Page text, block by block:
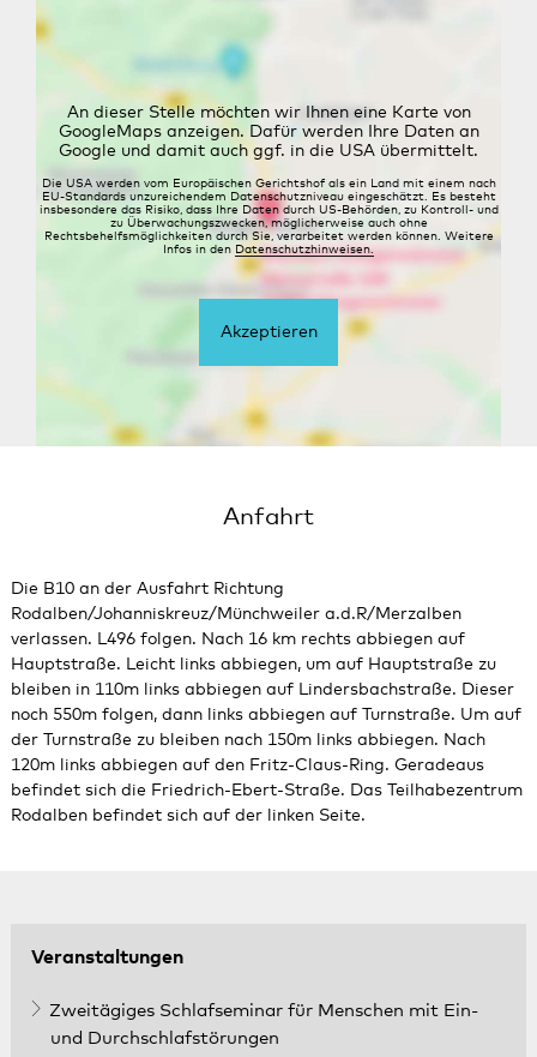
An dieser Stelle möchten wir Ihnen eine Karte von
GoogleMaps anzeigen. Dafür werden Ihre Daten an
Google und damit auch ggf. in die USA übermittelt.
Die USA werden vom Europäischen Gerichtshof als ein Land mit einem nach
EU-Standards unzureichendem Datenschutzniveau eingeschätzt. Es besteht
insbesondere das Risiko, dass Ihre Daten durch US-Behörden, zu Kontroll- und
zu Überwachungszwecken, möglicherweise auch ohne
Rechtsbehelfsmöglichkeiten durch Sie, verarbeitet werden können. Weitere
Infos in den Datenschutzhinweisen.
Akzeptieren
Anfahrt
Die B10 an der Ausfahrt Richtung
Rodalben/Johanniskreuz/Münchweiler a.d.R/Merzalben
verlassen. L496 folgen. Nach 16 km rechts abbiegen auf
Hauptstraße. Leicht links abbiegen, um auf Hauptstraße zu
bleiben in 110m links abbiegen auf Lindersbachstraße. Dieser
noch 550m folgen, dann links abbiegen auf Turnstraße. Um auf
der Turnstraße zu bleiben nach 150m links abbiegen. Nach
120m links abbiegen auf den Fritz-Claus-Ring. Geradeaus
befindet sich die Friedrich-Ebert-Straße. Das Teilhabezentrum
Rodalben befindet sich auf der linken Seite.
Veranstaltungen
Zweitägiges Schlafseminar für Menschen mit Ein-
und Durchschlafstörungen